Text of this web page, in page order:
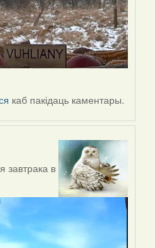
каб пакідаць каментары.
завтрака в